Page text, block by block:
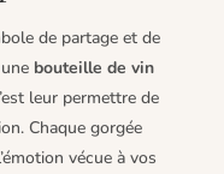
de partage et de
bouteille de vin
leur permettre de
Chaque gorgée
vécue à vos